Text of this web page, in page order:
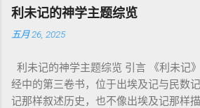
利未记的神学主题综览
五月 26, 2025
利未记的神学主题综览 引言 《利未记
经中的第三卷书，位于出埃及记与民数
记那样叙述历史，也不像出埃及记那样